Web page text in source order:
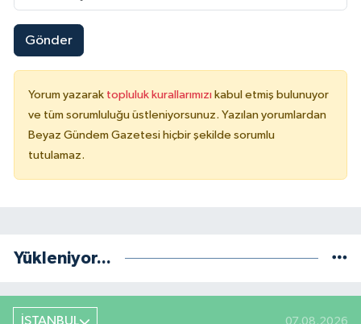
Gönder
Yorum yazarak topluluk kurallarımızı kabul etmiş bulunuyor
ve tüm sorumluluğu üstleniyorsunuz. Yazılan yorumlardan
Beyaz Gündem Gazetesi hiçbir şekilde sorumlu
tutulamaz.
Yükleniyor...
07.08.2026